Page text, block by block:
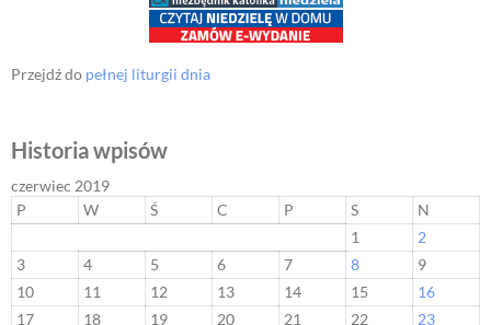
Przejdź do pełnej liturgii dnia
Historia wpisów
czerwiec 2019
P
W Ś C P S
N
1
2
3
4 5 6 7 8
9
10
11 12 13 14 15
16
17
18 19 20 21 22
23